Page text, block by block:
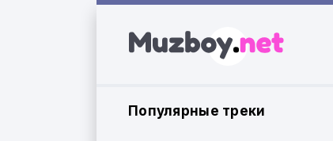
Популярные треки